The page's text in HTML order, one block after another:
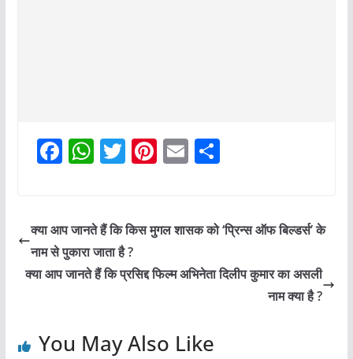
F
e
b
o
W
s
A
p
T
er
Pi
e
E
l
S
e
क्या आप जानते हैं कि किस मुगल शासक को ‘प्रिन्स ऑफ बिल्डर्स’ के
नाम से पुकारा जाता है ?
क्या आप जानते हैं कि प्रसिद्द फिल्म अभिनेता दिलीप कुमार का असली
नाम क्या है ?
You May Also Like